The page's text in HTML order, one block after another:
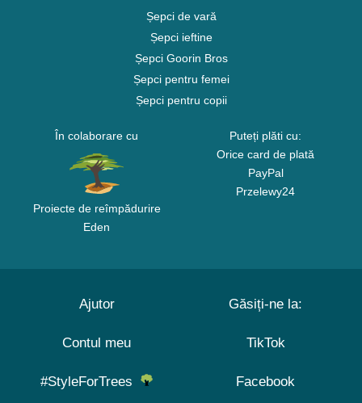
Șepci de vară
Șepci ieftine
Șepci Goorin Bros
Șepci pentru femei
Șepci pentru copii
În colaborare cu
Proiecte de reîmpădurire
Eden
Puteți plăti cu:
Orice card de plată
PayPal
Przelewy24
Ajutor
Contul meu
#StyleForTrees
Găsiți-ne la:
TikTok
Facebook